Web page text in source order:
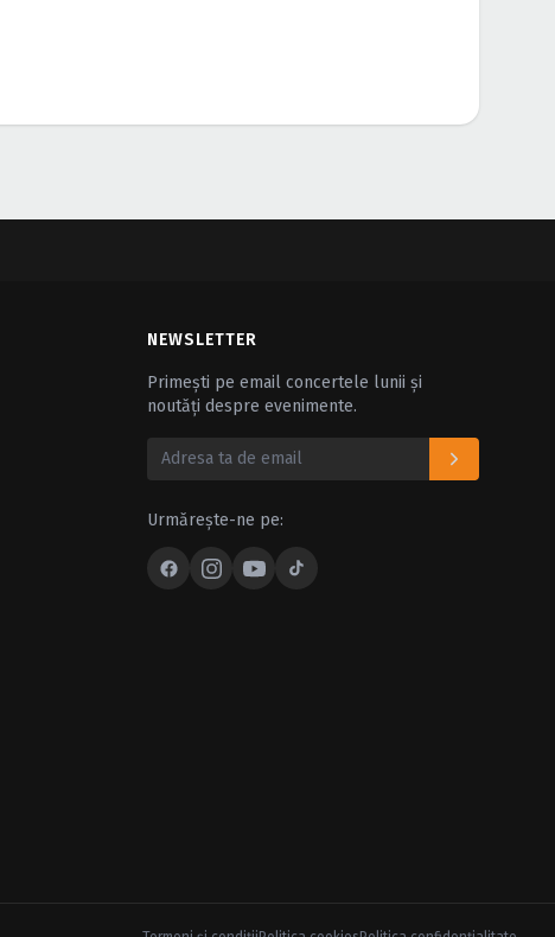
NEWSLETTER
Primești pe email concertele lunii și
noutăți despre evenimente.
Urmărește-ne pe: